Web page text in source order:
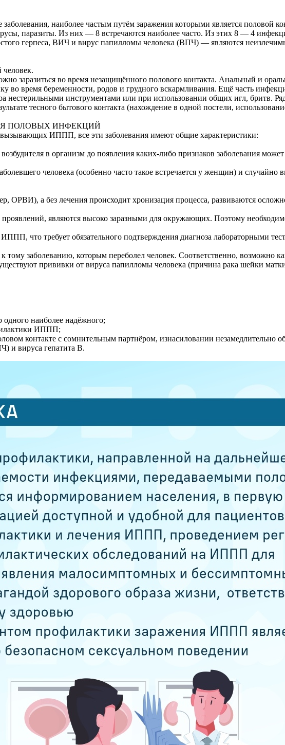
наиболее частым путём заражения которыми является половой
паразиты. Из них — 8 встречаются наиболее часто. Из этих 8 — 4
герпеса, ВИЧ и вирус папилломы человека (ВПЧ) — являются
заразиться во время незащищённого полового контакта. Анальный и
во время беременности, родов и грудного вскармливания. Ещё часть
инструментами или при использовании общих игл, бритв.
тесного бытового контакта (нахождение в одной постели,
ПОЛОВЫХ ИНФЕКЦИЙ
вызывающих ИППП, все эти заболевания имеют общие характеристики:
в организм до появления каких-либо признаков заболевания
человека (особенно часто такое встречается у женщин) и
ОРВИ), а без лечения происходит хронизация процесса, развиваются
являются высоко заразными для окружающих. Поэтому
что требует обязательного подтверждения диагноза лабораторными
тому заболеванию, которым переболел человек. Соответственно, возможно
прививки от вируса папилломы человека (причина рака шейки
наиболее надёжного;
ИППП;
контакте с сомнительным партнёром, изнасиловании незамедлительно
и вируса гепатита В.